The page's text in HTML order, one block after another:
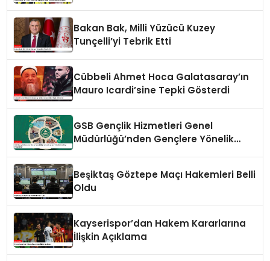
Bakan Bak, Milli Yüzücü Kuzey
Tunçelli’yi Tebrik Etti
Cübbeli Ahmet Hoca Galatasaray’ın
Mauro Icardi’sine Tepki Gösterdi
GSB Gençlik Hizmetleri Genel
Müdürlüğü’nden Gençlere Yönelik
Beşiktaş Göztepe Maçı Hakemleri Belli
Oldu
Kayserispor’dan Hakem Kararlarına
İlişkin Açıklama